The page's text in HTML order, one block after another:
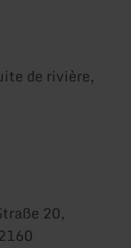
de rivière,
20,